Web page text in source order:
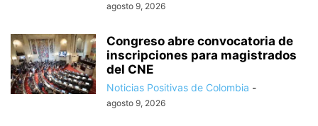
agosto 9, 2026
Congreso abre convocatoria de
inscripciones para magistrados
del CNE
Noticias Positivas de Colombia -
agosto 9, 2026